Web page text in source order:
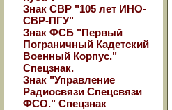
Знак СВР "105 лет ИНО-
СВР-ПГУ"
Знак ФСБ "Первый
Пограничный Кадетский
Военный Корпус."
Спецзнак.
Знак "Управление
Радиосвязи Спецсвязи
ФСО." Спецзнак